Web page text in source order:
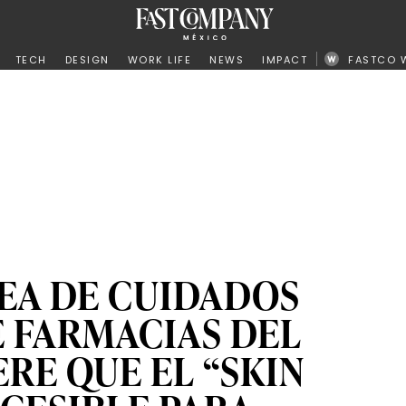
TECH DESIGN WORK LIFE NEWS IMPACT FASTCO
DE CUIDADOS
DEL
QUE EL “SKIN